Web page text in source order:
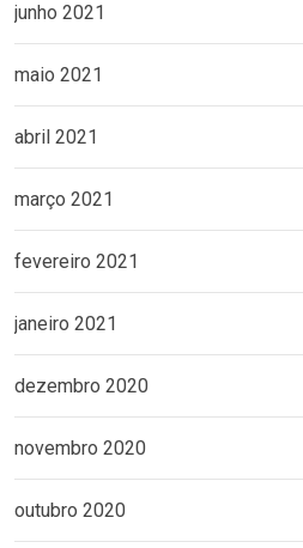
junho 2021
maio 2021
abril 2021
março 2021
fevereiro 2021
janeiro 2021
dezembro 2020
novembro 2020
outubro 2020